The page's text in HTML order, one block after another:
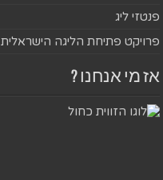
פנטזי ליג
פרויקט פתיחת הליגה הישראלית
אז מי אנחנו ?